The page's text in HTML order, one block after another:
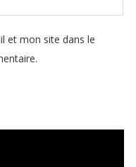
et mon site dans le